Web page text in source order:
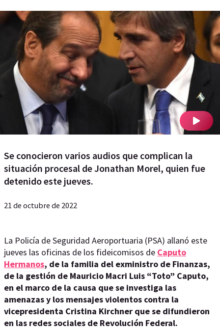
Se conocieron varios audios que complican la
situación procesal de Jonathan Morel, quien fue
detenido este jueves.
21 de octubre de 2022
La Policía de Seguridad Aeroportuaria (PSA) allanó este
jueves las oficinas de los fideicomisos de Caputo
Hermanos, de la familia del exministro de Finanzas,
de la gestión de Mauricio Macri Luis “Toto” Caputo,
en el marco de la causa que se investiga las
amenazas y los mensajes violentos contra la
vicepresidenta Cristina Kirchner que se difundieron
en las redes sociales de Revolución Federal.